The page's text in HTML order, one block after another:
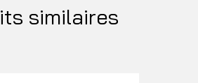
similaires